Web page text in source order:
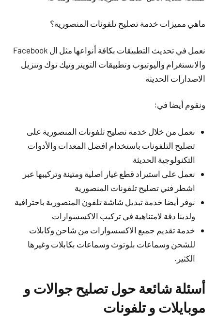
ماهي مميزات خدمة تصليح تلفونات المنصورية؟
نعمل في تحديث التطبيقات بكافة أنواعها مثل ال Facebook
والانستغرام واليوتيوب وتطبيقات التويتر وتيك توك وتنزيل
الاصدارات الحديثة
ونقوم أيضا في:
نعمل من خلال خدمة تصليح تلفونات المنصورية على
تصليح التلفونات باستخدام افضل المعدات والأدوات
التكنولوجية الحديثة
نعمل على استيراد قطع غيار اصلية ومتينة وتركيبها عبر
اشطر فني تصليح تلفونات المنصورية
نوفر أيضا خدمة تبديل شاشة تلفون المنصورية باحترافية
ولدينا دقة لامتناهية في تركيب الاكسسوارات
خدمة تقديم جميع الاكسسوارات من شاحن وكابلات
للشحن وسماعات بلوتوث وسماعات بكابلات وغيرها
الكثير.
أسئلة شائعة حول تصليح جوالات و
موبايلات و تلفونات